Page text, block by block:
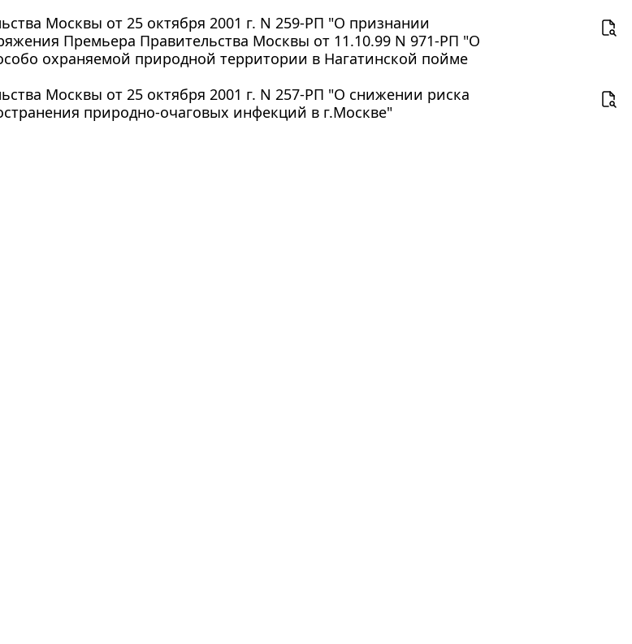
Москвы от 25 октября 2001 г. N 259-РП "О признании
Премьера Правительства Москвы от 11.10.99 N 971-РП "О
охраняемой природной территории в Нагатинской пойме
Москвы от 25 октября 2001 г. N 257-РП "О снижении риска
природно-очаговых инфекций в г.Москве"